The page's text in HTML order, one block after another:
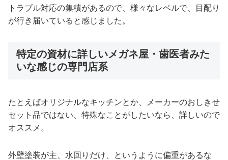
トラブル対応の集積があるので、様々なレベルで、目配り
が行き届いていると感じました。
特定の資材に詳しいメガネ屋・歯医者みた
いな感じの専門店系
たとえばオリジナルなキッチンとか、メーカーのおしきせ
セット品ではない、特殊なことがしたいなら、詳しいので
オススメ。
外壁塗装が主、水回りだけ、というように偏重があるな